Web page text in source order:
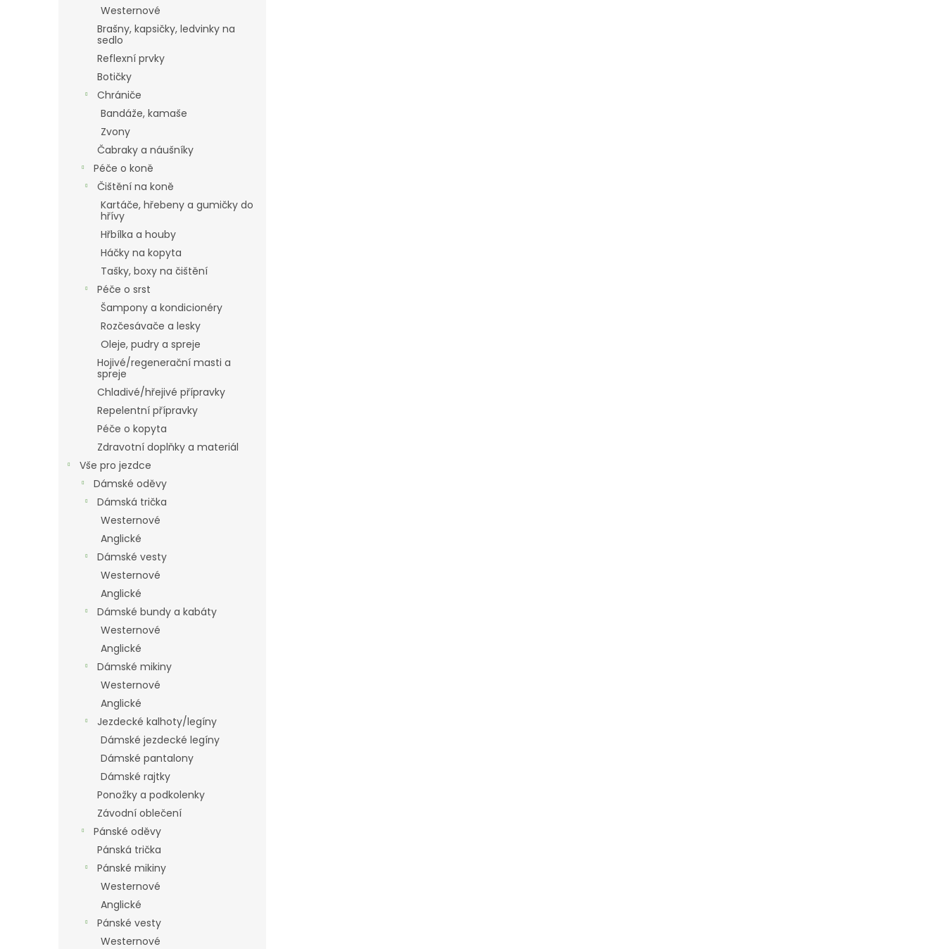
Westernové
Brašny, kapsičky, ledvinky na
sedlo
Reflexní prvky
Botičky
Chrániče
Bandáže, kamaše
Zvony
Čabraky a náušníky
Péče o koně
Čištění na koně
Kartáče, hřebeny a gumičky do
hřívy
Hřbílka a houby
Háčky na kopyta
Tašky, boxy na čištění
Péče o srst
Šampony a kondicionéry
Rozčesávače a lesky
Oleje, pudry a spreje
Hojivé/regenerační masti a
spreje
Chladivé/hřejivé přípravky
Repelentní přípravky
Péče o kopyta
Zdravotní doplňky a materiál
Vše pro jezdce
Dámské oděvy
Dámská trička
Westernové
Anglické
Dámské vesty
Westernové
Anglické
Dámské bundy a kabáty
Westernové
Anglické
Dámské mikiny
Westernové
Anglické
Jezdecké kalhoty/legíny
Dámské jezdecké legíny
Dámské pantalony
Dámské rajtky
Ponožky a podkolenky
Závodní oblečení
Pánské oděvy
Pánská trička
Pánské mikiny
Westernové
Anglické
Pánské vesty
Westernové